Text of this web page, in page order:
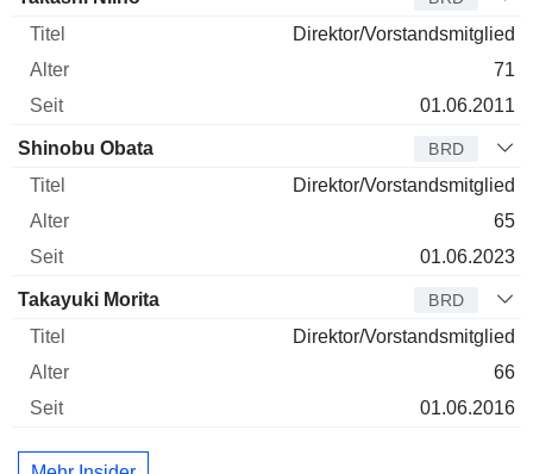
Direktor/Vorstandsmitglied
71
01.06.2011
Shinobu Obata BRD
Direktor/Vorstandsmitglied
65
01.06.2023
Takayuki Morita BRD
Direktor/Vorstandsmitglied
66
01.06.2016